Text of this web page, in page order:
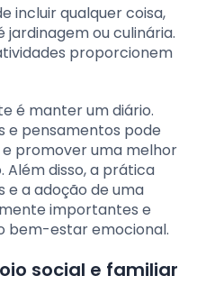
incluir qualquer coisa,
ou culinária.
proporcionem
é manter um diário.
e pensamentos pode
e promover uma melhor
Além disso, a prática
e a adoção de uma
importantes e
bem-estar emocional.
social e familiar